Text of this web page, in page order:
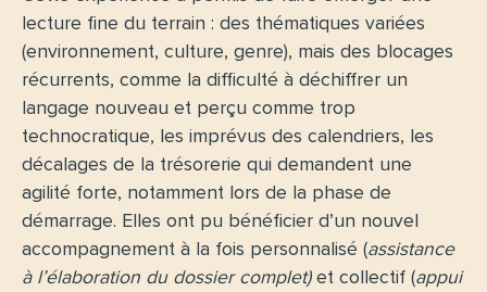
lecture fine du terrain : des thématiques variées
(environnement, culture, genre), mais des blocages
récurrents, comme la difficulté à déchiffrer un
langage nouveau et perçu comme trop
technocratique, les imprévus des calendriers, les
décalages de la trésorerie qui demandent une
agilité forte, notamment lors de la phase de
démarrage. Elles ont pu bénéficier d’un nouvel
accompagnement à la fois personnalisé (assistance
à l’élaboration du dossier complet)et collectif (appui